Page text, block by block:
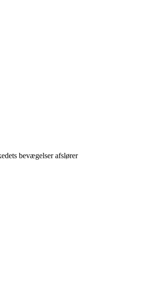
bevægelser afslører